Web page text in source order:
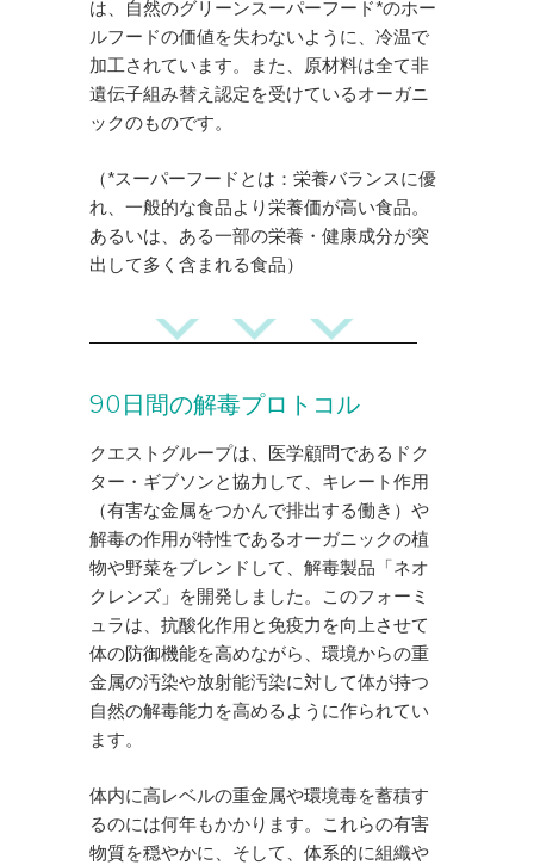
は、自然のグリーンスーパーフード*のホー
ルフードの価値を失わないように、冷温で
加工されています。また、原材料は全て非
遺伝子組み替え認定を受けているオーガニ
ックのものです。
（*スーパーフードとは：栄養バランスに優
れ、一般的な食品より栄養価が高い食品。
あるいは、ある一部の栄養・健康成分が突
出して多く含まれる食品）
​90日間の解毒プロトコル
クエストグループは、医学顧問であるドク
ター・ギブソンと協力して、キレート作用
（有害な金属をつかんで排出する働き）や
解毒の作用が特性であるオーガニックの植
物や野菜をブレンドして、解毒製品「ネオ
クレンズ」を開発しました。このフォーミ
ュラは、抗酸化作用と免疫力を向上させて
体の防御機能を高めながら、環境からの重
金属の汚染や放射能汚染に対して体が持つ
自然の解毒能力を高めるように作られてい
ます。
体内に高レベルの重金属や環境毒を蓄積す
るのには何年もかかります。これらの有害
物質を穏やかに、そして、体系的に組織や